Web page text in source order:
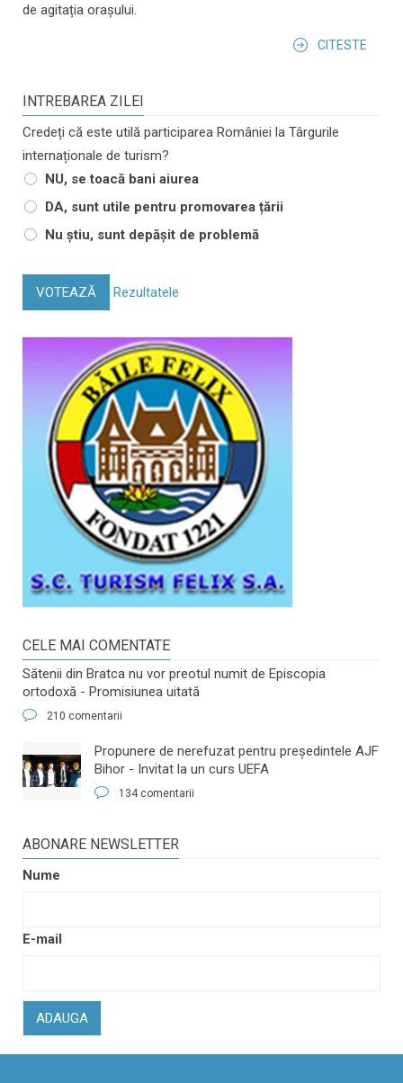
de agitația orașului.
CITESTE
INTREBAREA ZILEI
Credeți că este utilă participarea României la Târgurile
internaționale de turism?
NU, se toacă bani aiurea
DA, sunt utile pentru promovarea țării
Nu știu, sunt depășit de problemă
VOTEAZĂ Rezultatele
CELE MAI COMENTATE
Sătenii din Bratca nu vor preotul numit de Episcopia
ortodoxă - Promisiunea uitată
210 comentarii
​Propunere de nerefuzat pentru preşedintele AJF
Bihor - Invitat la un curs UEFA
134 comentarii
ABONARE NEWSLETTER
Nume
E-mail
ADAUGA